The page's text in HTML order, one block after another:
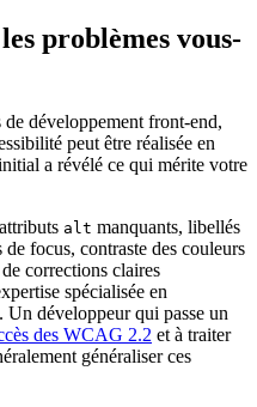
problèmes vous-
développement front-end,
peut être réalisée en
a révélé ce qui mérite votre
alt manquants, libellés
focus, contraste des couleurs
corrections claires
spécialisée en
développeur qui passe un
des WCAG 2.2 et à traiter
généraliser ces